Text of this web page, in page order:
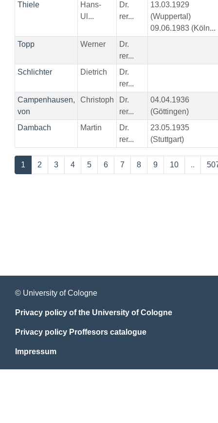
Thiele
Hans-
Ul...
Dr.
rer...
13.03.1929
(Wuppertal)
09.06.1983 (Köln...
Topp
Werner
Dr.
rer...
Schlichter
Dietrich
Dr.
rer...
Campenhausen,
von
Christoph
Dr.
rer...
04.04.1936
(Göttingen)
Dambach
Martin
Dr.
rer...
23.05.1935
(Stuttgart)
1 2 3 4 5 6 7 8 9 10 ..
© University of Cologne
Privacy policy of the University of Cologne
Privacy policy Proffesors catalogue
Impressum